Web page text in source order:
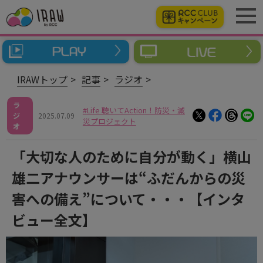
IRAWトップ 記事 ラジオ
ラ
ジ
オ
2025.07.09
Life 聴いてAction！防災・減
災プロジェクト
「大切な人のために自分が動く」横山
雄二アナウンサーは“ふだんからの災
害への備え”について・・・【インタ
ビュー全文】